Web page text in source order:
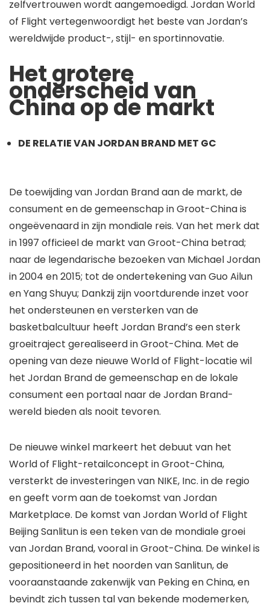
zelfvertrouwen wordt aangemoedigd. Jordan World
of Flight vertegenwoordigt het beste van Jordan’s
wereldwijde product-, stijl- en sportinnovatie.
Het grotere
onderscheid van
China op de markt
DE RELATIE VAN JORDAN BRAND MET GC
De toewijding van Jordan Brand aan de markt, de
consument en de gemeenschap in Groot-China is
ongeëvenaard in zijn mondiale reis. Van het merk dat
in 1997 officieel de markt van Groot-China betrad;
naar de legendarische bezoeken van Michael Jordan
in 2004 en 2015; tot de ondertekening van Guo Ailun
en Yang Shuyu; Dankzij zijn voortdurende inzet voor
het ondersteunen en versterken van de
basketbalcultuur heeft Jordan Brand’s een sterk
groeitraject gerealiseerd in Groot-China. Met de
opening van deze nieuwe World of Flight-locatie wil
het Jordan Brand de gemeenschap en de lokale
consument een portaal naar de Jordan Brand-
wereld bieden als nooit tevoren.
De nieuwe winkel markeert het debuut van het
World of Flight-retailconcept in Groot-China,
versterkt de investeringen van NIKE, Inc. in de regio
en geeft vorm aan de toekomst van Jordan
Marketplace. De komst van Jordan World of Flight
Beijing Sanlitun is een teken van de mondiale groei
van Jordan Brand, vooral in Groot-China. De winkel is
gepositioneerd in het noorden van Sanlitun, de
vooraanstaande zakenwijk van Peking en China, en
bevindt zich tussen tal van bekende modemerken,